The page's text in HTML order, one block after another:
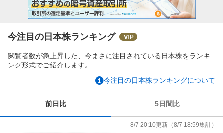
今注目の日本株ランキング
閲覧者数が急上昇した、今まさに注目されている日本株をランキ
ング形式でご紹介します。
今注目の日本株ランキングについて
前日比 5日間比
8/7 20:10更新 （8/7 18:59集計）